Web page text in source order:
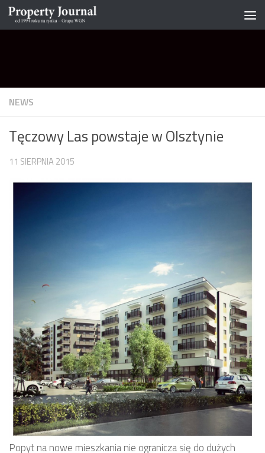
Skip to content
NEWS
Tęczowy Las powstaje w Olsztynie
11 SIERPNIA 2015
Popyt na nowe mieszkania nie ogranicza się do dużych